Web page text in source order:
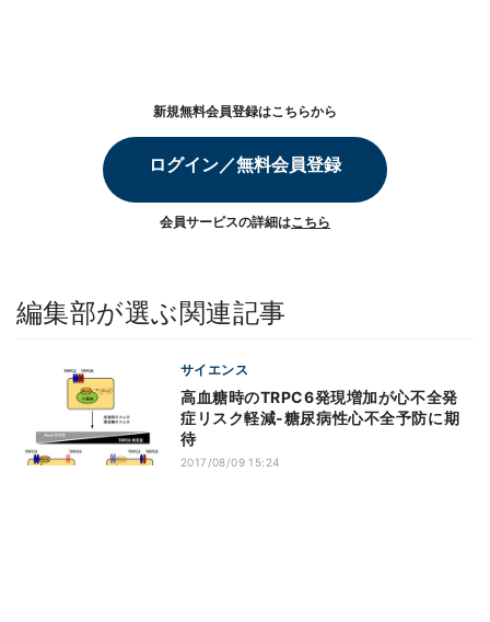
新規無料会員登録はこちらから
ログイン／無料会員登録
会員サービスの詳細はこちら
編集部が選ぶ関連記事
サイエンス
高血糖時のTRPC6発現増加が心不全発
症リスク軽減-糖尿病性心不全予防に期
待
2017/08/09 15:24